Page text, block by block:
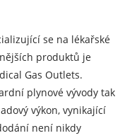
se na lékařské
produktů je
Gas Outlets.
plynové vývody tak
výkon, vynikající
není nikdy